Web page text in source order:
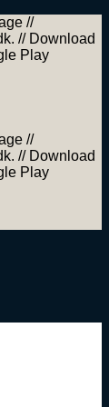
//
// Download
Play
//
// Download
Play